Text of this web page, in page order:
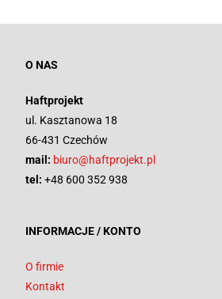
O NAS
Haftprojekt
ul. Kasztanowa 18
66-431 Czechów
mail: biuro@haftprojekt.pl
tel: +48 600 352 938
INFORMACJE / KONTO
O firmie
Kontakt